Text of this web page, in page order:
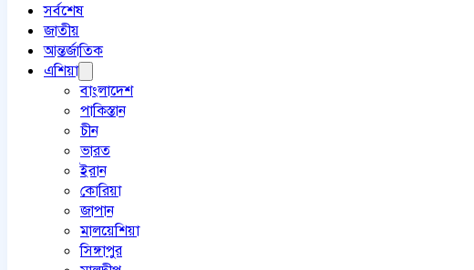
সর্বশেষ
জাতীয়
আন্তর্জাতিক
এশিয়া
বাংলাদেশ
পাকিস্তান
চীন
ভারত
ইরান
কোরিয়া
জাপান
মালয়েশিয়া
সিঙ্গাপুর